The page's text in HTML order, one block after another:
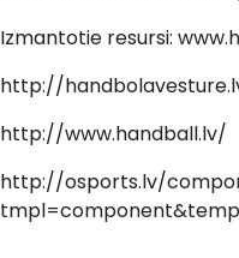
Izmantotie resursi:
http://
http://www.handball.lv/
http://osports.lv/